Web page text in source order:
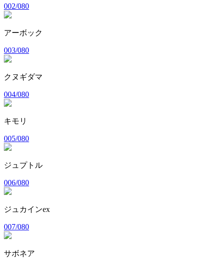
002/080
アーボック
003/080
クヌギダマ
004/080
キモリ
005/080
ジュプトル
006/080
ジュカインex
007/080
サボネア